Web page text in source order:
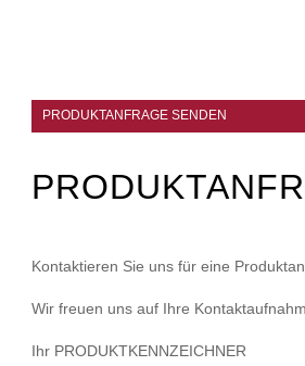
PRODUKTANFRAGE SENDEN
Kontaktieren Sie uns für eine
Wir freuen uns auf Ihre
Ihr PRODUKTKENNZEICHNER